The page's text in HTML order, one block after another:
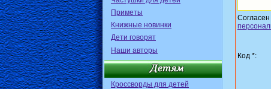
Приметы
Книжные новинки
Дети говорят
Наши авторы
Кроссворды для детей
Код *: